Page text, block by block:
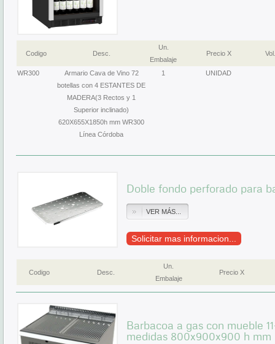
Codigo Desc.
Un.
Embalaje
Precio X Vol.
WR300
Armario Cava de Vino 72
botellas con 4 ESTANTES DE
MADERA(3 Rectos y 1
Superior inclinado)
620X655X1850h mm WR300
Línea Córdoba
1 UNIDAD
Doble fondo perforado para
VER MÁS...
Solicitar mas informacion...
Codigo Desc.
Un.
Embalaje
Precio X
Barbacoa a gas con mueble
medidas 800x900x900 h mm